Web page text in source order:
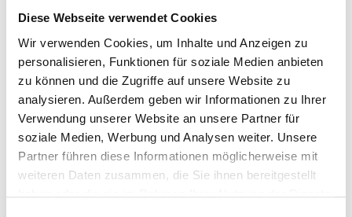
Diese Webseite verwendet Cookies
Wir verwenden Cookies, um Inhalte und Anzeigen zu
personalisieren, Funktionen für soziale Medien anbieten
zu können und die Zugriffe auf unsere Website zu
analysieren. Außerdem geben wir Informationen zu Ihrer
Verwendung unserer Website an unsere Partner für
soziale Medien, Werbung und Analysen weiter. Unsere
Partner führen diese Informationen möglicherweise mit
weiteren Daten zusammen, die Sie ihnen bereitgestellt
Commercial
register no.:
FL
-0002.555.663-
7
Dr. Martin
13
D-64546
Mörfelden-
Walldorf
Tel. +49 (0) 61
05-93 30 0